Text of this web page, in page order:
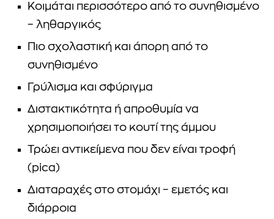
Κοιμάται περισσότερο από το συνηθισμένο
– ληθαργικός
Πιο σχολαστική και άπορη από το
συνηθισμένο
Γρύλισμα και σφύριγμα
Διστακτικότητα ή απροθυμία να
χρησιμοποιήσει το κουτί της άμμου
Τρώει αντικείμενα που δεν είναι τροφή
(pica)
Διαταραχές στο στομάχι – εμετός και
διάρροια